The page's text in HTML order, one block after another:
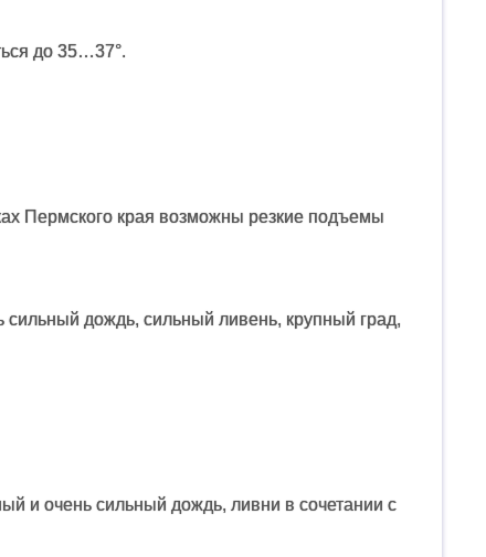
до 35…37°.
Пермского края возможны резкие подъемы
дождь, сильный ливень, крупный град,
и очень сильный дождь, ливни в сочетании с